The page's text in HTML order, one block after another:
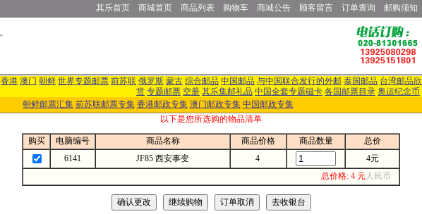
其乐首页 商城首页 商品列表 购物车 商城公告 顾客留言 订单查询 邮购须知
香港 澳门 朝鲜 世界专题邮票 前苏联 俄罗斯 蒙古 综合邮品 中国邮品 与中国联合发行的外邮 泰国邮品 台湾邮品欣
赏 专题邮票 空册 其乐集邮礼品 中国全套专题磁卡 各国邮票目录 奥运纪念币
朝鲜邮票汇集 前苏联邮票专集 香港邮政专集 澳门邮政专集 中国邮政专集
以下是您所选购的物品清单
购买 电脑编号 商品名称 商品价格 商品数量
总价
6141
JF85 西安事变 4
4元
总价格: 4 元人民币